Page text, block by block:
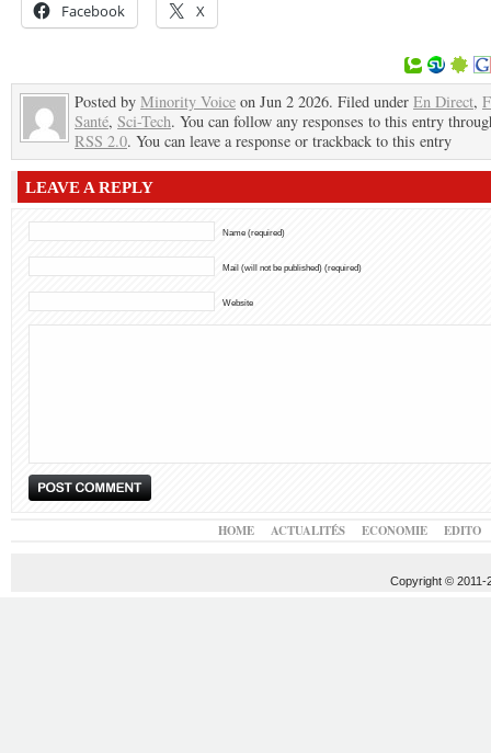
Facebook X
Posted by Minority Voice on Jun 2 2026. Filed under En Direct,
Santé, Sci-Tech. You can follow any responses to this entry
RSS 2.0. You can leave a response or trackback to this entry
LEAVE A REPLY
Name (required)
Mail (will not be published) (required)
Website
HOME ACTUALITÉS ECONOMIE EDITO
Copyright © 2011-